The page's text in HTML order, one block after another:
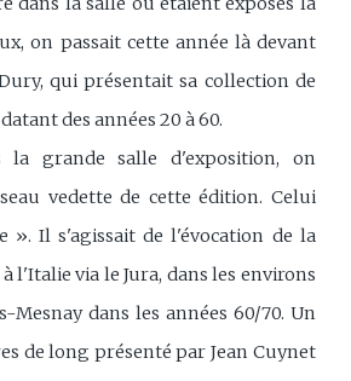
on passait cette année là devant
qui présentait sa collection de
des années 20 à 60.
la grande salle d'exposition, on
vedette de cette édition. Celui
». Il s'agissait de l'évocation de la
l'Italie via le Jura, dans les environs
Mesnay dans les années 60/70. Un
de long présenté par Jean Cuynet